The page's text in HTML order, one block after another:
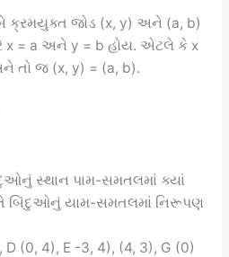
ક્રમયુક્ત જોડ (x, y) અને (a, b)
x = a અને y = b હોય. એટલે કે x
તો જ (x, y) = (a, b).
સ્થાન પામ-સમતલમાં ક્યાં
તે બિંદુઓનું યામ-સમતલમાં નિરૂપણ
D (0, 4), E -3, 4), (4, 3), G (0)